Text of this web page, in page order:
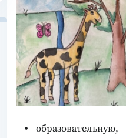
образовательную,